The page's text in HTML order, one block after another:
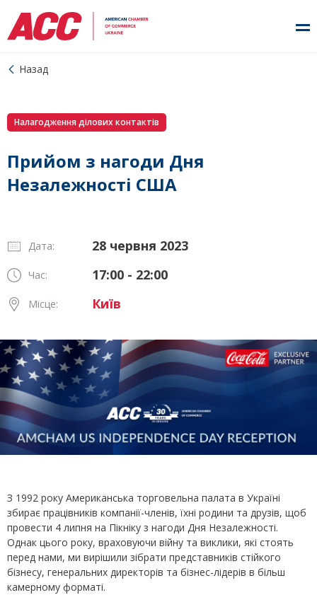
Назад
Налагодження ділових контактів
Прийом з нагоди Дня
Незалежності США
Дата: 28 червня 2023
Час: 17:00 - 22:00
Місце: Київ
З 1992 року Американська торговельна палата в Україні
збирає працівників компанії-членів, їхні родини та друзів, щоб
провести 4 липня на Пікніку з нагоди Дня Незалежності.
Однак цього року, враховуючи війну та виклики, які стоять
перед нами, ми вирішили зібрати представників стійкого
бізнесу, генеральних директорів та бізнес-лідерів в більш
камерному форматі.